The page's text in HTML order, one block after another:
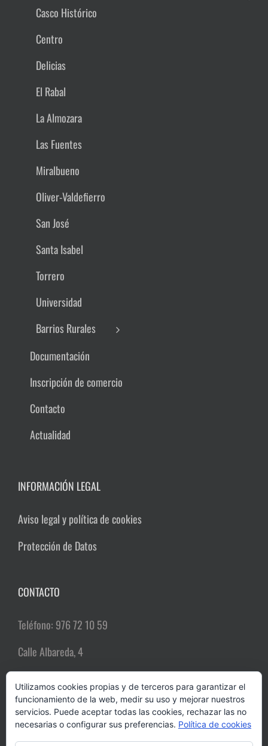
Casco Histórico
Centro
Delicias
El Rabal
La Almozara
Las Fuentes
Miralbueno
Oliver-Valdefierro
San José
Santa Isabel
Torrero
Universidad
Barrios Rurales
Documentación
Inscripción de comercio
Contacto
Actualidad
INFORMACIÓN LEGAL
Aviso legal y política de cookies
Protección de Datos
CONTACTO
Teléfono: 976 72 10 59
Calle Albareda, 4
Email:comerciozgz@gmail.com
Utilizamos cookies propias y de terceros para garantizar el
funcionamiento de la web, medir su uso y mejorar nuestros
servicios. Puede aceptar todas las cookies, rechazar las no
necesarias o configurar sus preferencias. Política de cookies